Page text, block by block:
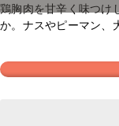
鶏胸肉を甘辛く味つけ
か。ナスやピーマン、
んがもりもり食べられ